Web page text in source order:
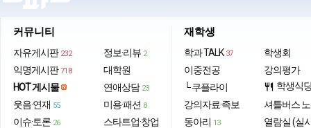
커뮤니티
자유게시판 232
익명게시판 718
HOT 게시물
웃음·연재 55
이슈·토론 26
정보·리뷰 2
대학원
연애상담 23
미용·패션 8
스타트업·창업
재학생
학과 TALK 37
이중전공
└ 쿠플라이
강의자료·족보
동아리 13
학생회
강의평가
restaurant 학생식
셔틀버스
열람실 (실